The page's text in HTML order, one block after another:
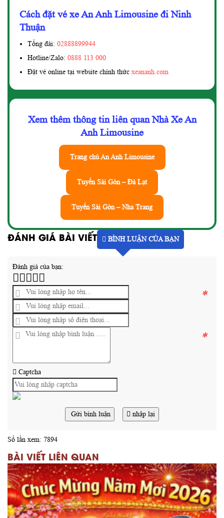
Cách đặt vé xe An Anh Limousine đi Ninh
Thuận
Tổng đài: 02888899944
Hotline/Zalo: 0888 113 000
Đặt vé online tại website chính thức xeananh.com
Xem thêm thông tin liên quan Nhà Xe An
Anh Limousine
Trang chủ An Anh Limousine
Tuyến Sài Gòn – Đà Lạt
Tuyến Sài Gòn – Nha Trang
ĐÁNH GIÁ BÀI VIẾT BÌNH LUẬN CỦA BẠN
Đánh giá của bạn:
*
*
Captcha
Gửi bình luận nhập lại
Số lần xem: 7894
BÀI VIẾT LIÊN QUAN